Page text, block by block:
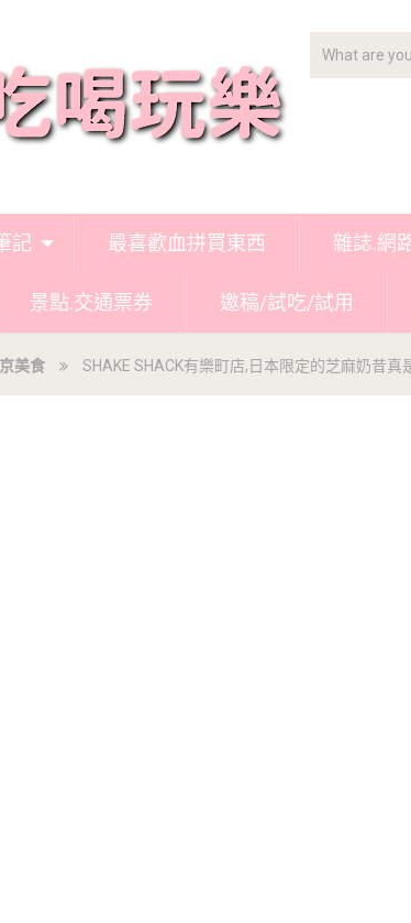
記 最喜歡血拼買東西 雜誌.網
景點.交通票券 邀稿/試吃/試用
美食 SHAKE SHACK有樂町店,日本限定的芝麻奶昔真